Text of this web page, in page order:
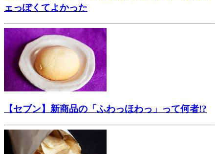
ェっぽくてよかった
【セブン】新商品の「ふわっほわっ」って何者!?